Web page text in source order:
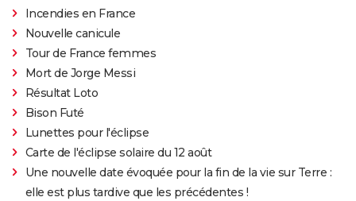
Incendies en France
Nouvelle canicule
Tour de France femmes
Mort de Jorge Messi
Résultat Loto
Bison Futé
Lunettes pour l'éclipse
Carte de l'éclipse solaire du 12 août
Une nouvelle date évoquée pour la fin de la vie sur Terre :
elle est plus tardive que les précédentes !